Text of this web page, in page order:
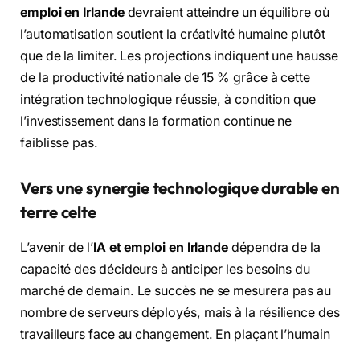
emploi en Irlandedevraient atteindre un équilibre où
l’automatisation soutient la créativité humaine plutôt
que de la limiter. Les projections indiquent une hausse
de la productivité nationale de 15 % grâce à cette
intégration technologique réussie, à condition que
l’investissement dans la formation continue ne
faiblisse pas.
Vers une synergie technologique durable en
terre celte
L’avenir de l’IA et emploi en Irlande dépendra de la
capacité des décideurs à anticiper les besoins du
marché de demain. Le succès ne se mesurera pas au
nombre de serveurs déployés, mais à la résilience des
travailleurs face au changement. En plaçant l’humain